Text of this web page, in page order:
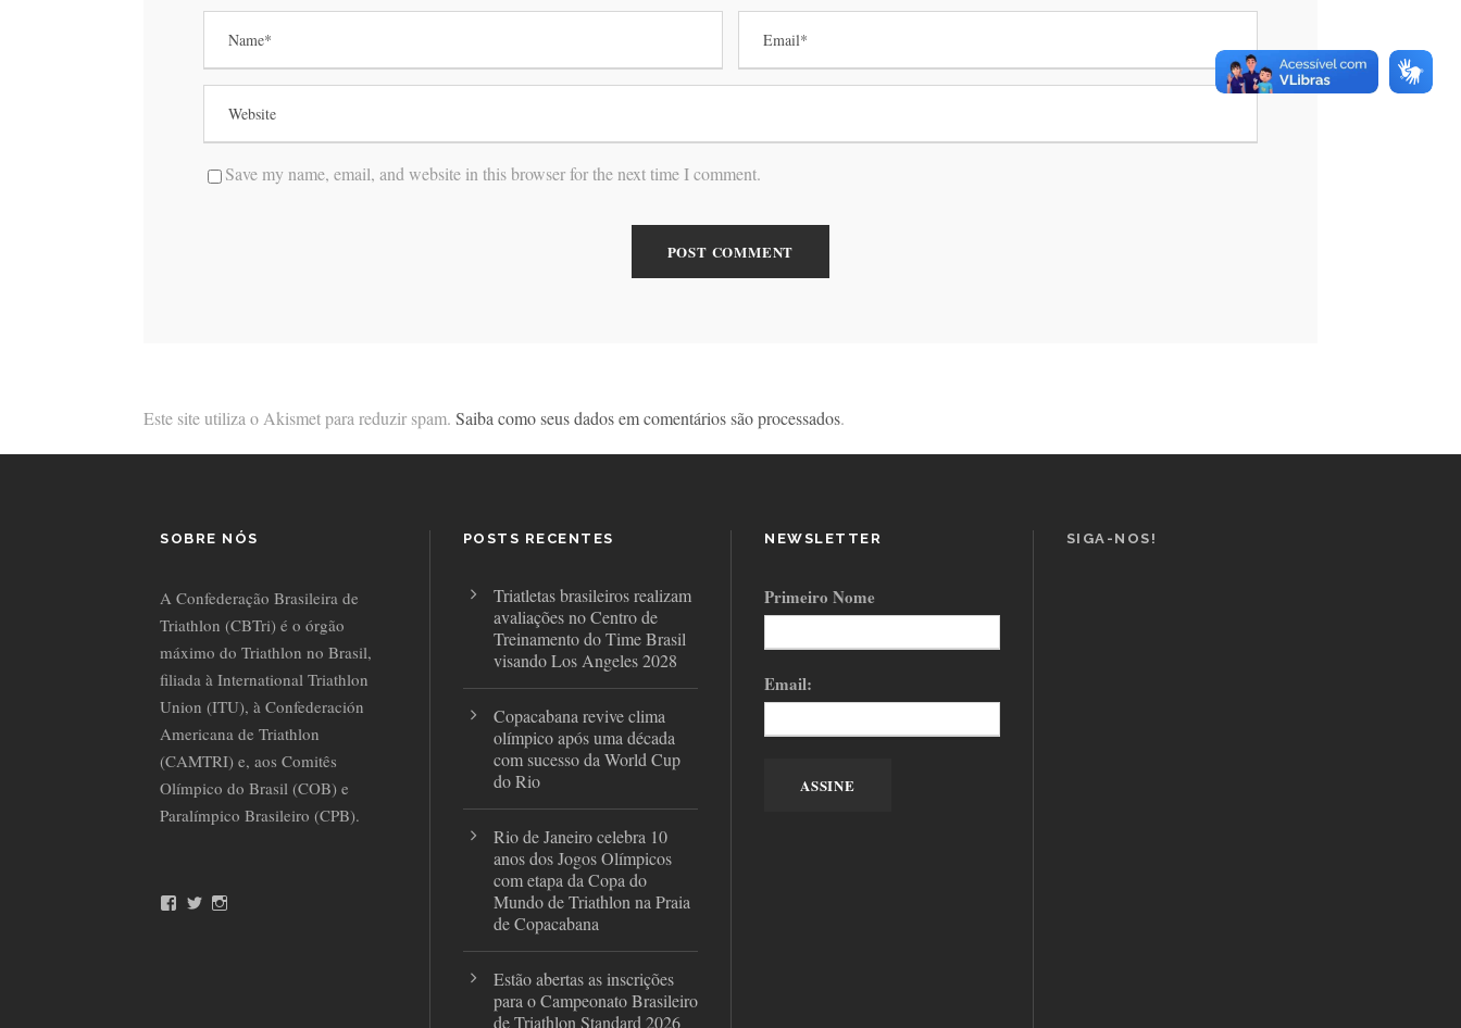
Save my name, email, and website in this browser for the next time I comment.
Este site utiliza o Akismet para reduzir spam. Saiba como seus dados em comentários são processados.
SOBRE NÓS
A Confederação Brasileira de
Triathlon (CBTri) é o órgão
máximo do Triathlon no Brasil,
filiada à International Triathlon
Union (ITU), à Confederación
Americana de Triathlon
(CAMTRI) e, aos Comitês
Olímpico do Brasil (COB) e
Paralímpico Brasileiro (CPB).
T
POSTS RECENTES
Triatletas brasileiros realizam
avaliações no Centro de
Treinamento do Time Brasil
visando Los Angeles 2028
Copacabana revive clima
olímpico após uma década
com sucesso da World Cup
do Rio
Rio de Janeiro celebra 10
anos dos Jogos Olímpicos
com etapa da Copa do
Mundo de Triathlon na Praia
de Copacabana
Estão abertas as inscrições
para o Campeonato Brasileiro
de Triathlon Standard 2026
NEWSLETTER
Primeiro Nome
Email:
SIGA-NOS!